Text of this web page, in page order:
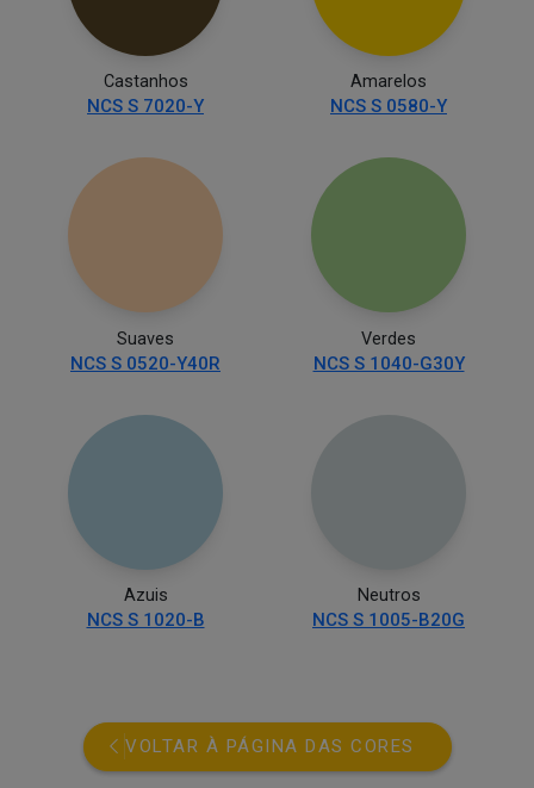
Castanhos
NCS S 7020-Y
Amarelos
NCS S 0580-Y
Suaves
NCS S 0520-Y40R
Verdes
NCS S 1040-G30Y
Azuis
NCS S 1020-B
Neutros
NCS S 1005-B20G
VOLTAR À PÁGINA DAS CORES